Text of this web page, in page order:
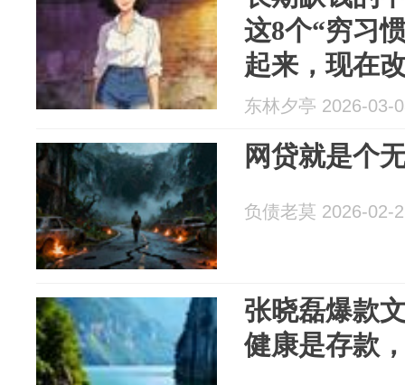
这8个“穷习
起来，现在
东林夕亭 2026-03-
网贷就是个
负债老莫 2026-02-
张晓磊爆款
健康是存款